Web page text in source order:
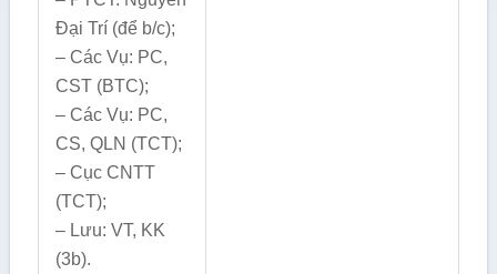
Đại Trí (để b/c);
– Các Vụ: PC,
CST (BTC);
– Các Vụ: PC,
CS, QLN (TCT);
– Cục CNTT
(TCT);
– Lưu: VT, KK
(3b).